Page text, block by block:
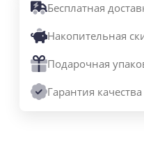
Бесплатная
Накопительная
Подарочная
Гарантия качества